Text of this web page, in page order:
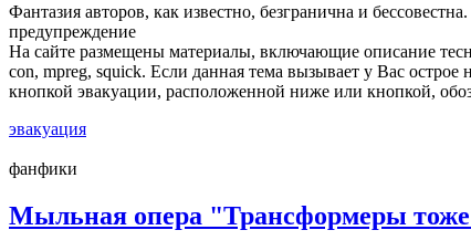
Фантазия авторов, как известно, безгранична и
предупреждение
На сайте размещены материалы, включающие описание
con, mpreg, squick. Если данная тема вызывает у Вас
кнопкой эвакуации, расположенной ниже или кнопкой,
эвакуация
фанфики
Мыльная опера "Трансформеры тоже